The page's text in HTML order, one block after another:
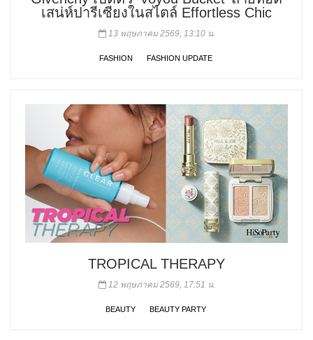
เสน่ห์ปารีเซียงในสไตล์ Effortless Chic
13 พฤษภาคม 2569, 13:10 น.
FASHION FASHION UPDATE
TROPICAL THERAPY
12 พฤษภาคม 2569, 17:51 น.
BEAUTY BEAUTY PARTY